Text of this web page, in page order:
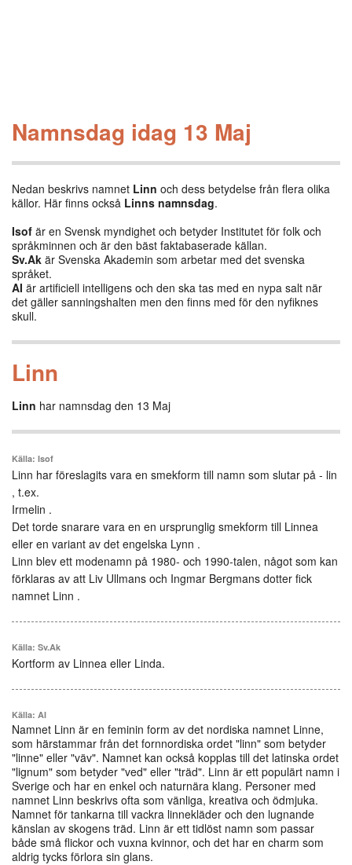
Namnsdag idag 13 Maj
Nedan beskrivs namnet Linn och dess betydelse från flera olika
källor. Här finns också Linns namnsdag.
Isof är en Svensk myndighet och betyder Institutet för folk och
språkminnen och är den bäst faktabaserade källan.
Sv.Ak är Svenska Akademin som arbetar med det svenska
språket.
AI är artificiell intelligens och den ska tas med en nypa salt när
det gäller sanningshalten men den finns med för den nyfiknes
skull.
Linn
Linn har namnsdag den 13 Maj
Källa: Isof
Linn har föreslagits vara en smekform till namn som slutar på ‑ lin
, t.ex.
Irmelin .
Det torde snarare vara en en ursprunglig smekform till Linnea
eller en variant av det engelska Lynn .
Linn blev ett modenamn på 1980- och 1990-talen, något som kan
förklaras av att Liv Ullmans och Ingmar Bergmans dotter fick
namnet Linn .
Källa: Sv.Ak
Kortform av Linnea eller Linda.
Källa: AI
Namnet Linn är en feminin form av det nordiska namnet Linne,
som härstammar från det fornnordiska ordet "linn" som betyder
"linne" eller "väv". Namnet kan också kopplas till det latinska ordet
"lignum" som betyder "ved" eller "träd". Linn är ett populärt namn i
Sverige och har en enkel och naturnära klang. Personer med
namnet Linn beskrivs ofta som vänliga, kreativa och ödmjuka.
Namnet för tankarna till vackra linnekläder och den lugnande
känslan av skogens träd. Linn är ett tidlöst namn som passar
både små flickor och vuxna kvinnor, och det har en charm som
aldrig tycks förlora sin glans.